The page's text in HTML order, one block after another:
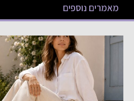
מאמרים נוספים